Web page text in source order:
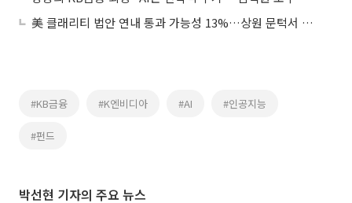
美 클래리티 법안 연내 통과 가능성 13%…상원 문턱서 제동
#KB금융 #K엔비디아 #AI #인공지능
#펀드
박선현 기자의 주요 뉴스